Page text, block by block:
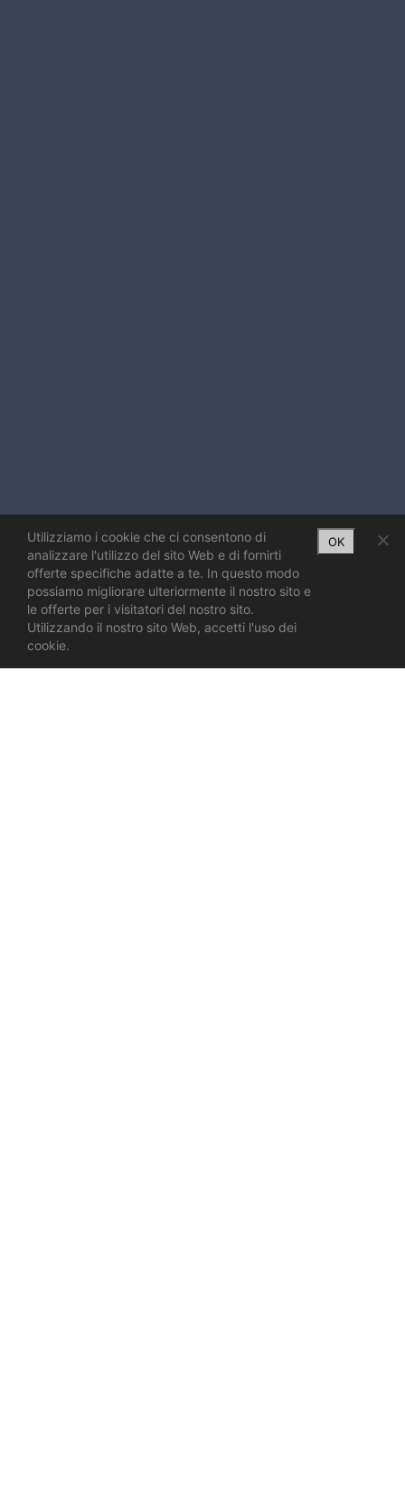
Utilizziamo i cookie che ci consentono di
analizzare l'utilizzo del sito Web e di fornirti
offerte specifiche adatte a te. In questo modo
possiamo migliorare ulteriormente il nostro sito e
le offerte per i visitatori del nostro sito.
Utilizzando il nostro sito Web, accetti l'uso dei
cookie.
OK